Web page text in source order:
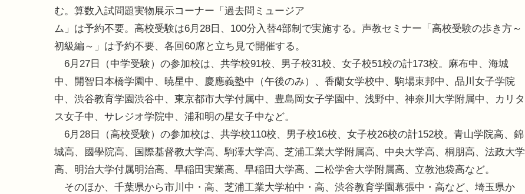
む。算数入試問題実物展示コーナー「過去問ミュージア
ム」は予約不要。高校受験は6月28日、100分入替4部制で実施する。声教セミナー「高校受験の歩き方～
初級編～」は予約不要、各回60席と立ち見で開催する。
6月27日（中学受験）の参加校は、共学校91校、男子校31校、女子校51校の計173校。麻布中、海城
中、開智日本橋学園中、暁星中、慶應義塾中（午後のみ）、香蘭女学校中、駒場東邦中、品川女子学院
中、渋谷教育学園渋谷中、東京都市大学付属中、豊島岡女子学園中、浅野中、神奈川大学附属中、カリタ
ス女子中、サレジオ学院中、浦和明の星女子中など。
6月28日（高校受験）の参加校は、共学校110校、男子校16校、女子校26校の計152校。青山学院高、錦
城高、國學院高、国際基督教大学高、駒澤大学高、芝浦工業大学附属高、中央大学高、桐朋高、法政大学
高、明治大学付属明治高、早稲田実業高、早稲田大学高、二松学舍大学附属高、立教池袋高など。
そのほか、千葉県から市川中・高、芝浦工業大学柏中・高、渋谷教育学園幕張中・高など、埼玉県か